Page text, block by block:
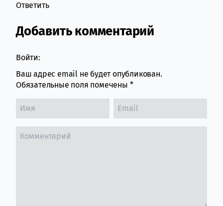
Ответить
Добавить комментарий
Войти:
Ваш адрес email не будет опубликован.
Обязательные поля помечены *